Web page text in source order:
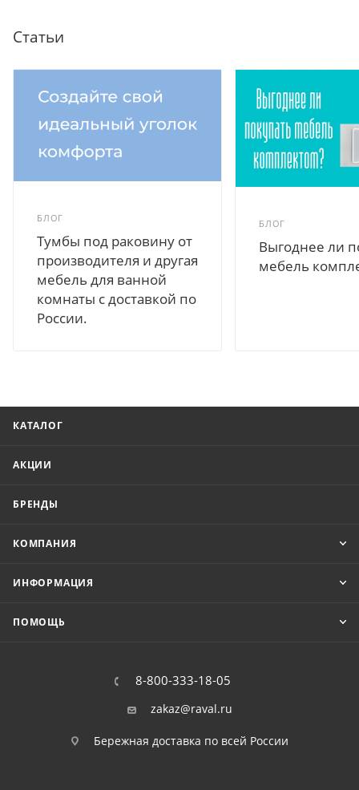
Статьи
БЛОГ
Тумбы под раковину от
производителя и другая
мебель для ванной
комнаты с доставкой по
России.
БЛОГ
Выгоднее ли
мебель
КАТАЛОГ
АКЦИИ
БРЕНДЫ
КОМПАНИЯ
ИНФОРМАЦИЯ
ПОМОЩЬ
8-800-333-18-05
zakaz@raval.ru
Бережная доставка по всей России